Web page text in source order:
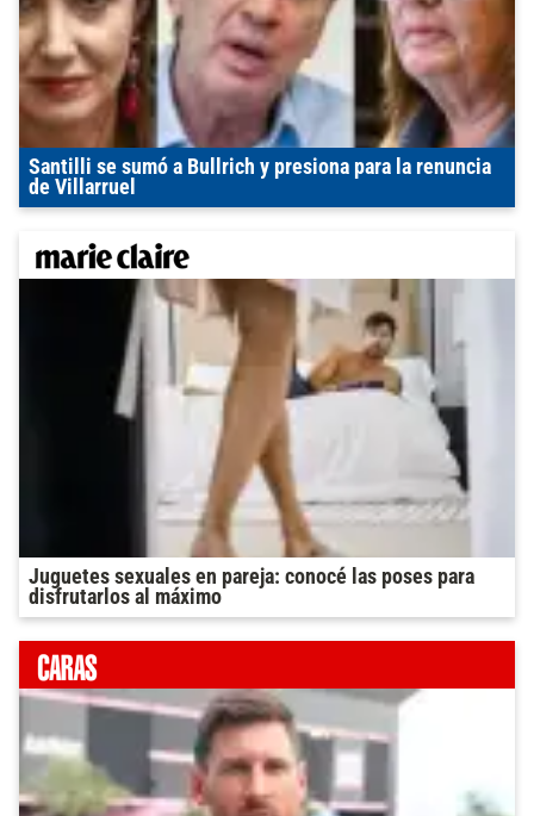
Santilli se sumó a Bullrich y presiona para la renuncia
de Villarruel
Juguetes sexuales en pareja: conocé las poses para
disfrutarlos al máximo